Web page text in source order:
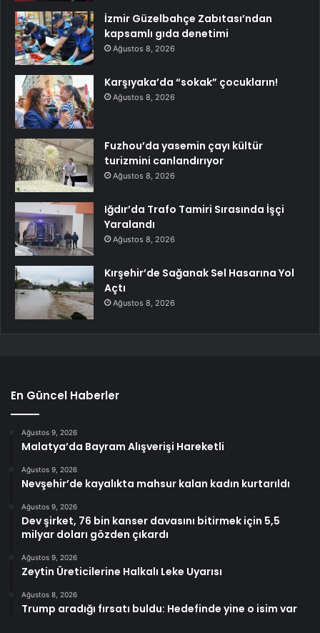
İzmir Güzelbahçe Zabıtası’ndan
kapsamlı gıda denetimi
Ağustos 8, 2026
Karşıyaka’da “sokak” çocukların!
Ağustos 8, 2026
Fuzhou’da yasemin çayı kültür
turizmini canlandırıyor
Ağustos 8, 2026
Iğdır’da Trafo Tamiri Sırasında İşçi
Yaralandı
Ağustos 8, 2026
Kırşehir’de Sağanak Sel Hasarına Yol
Açtı
Ağustos 8, 2026
En Güncel Haberler
Ağustos 9, 2026
Malatya’da Bayram Alışverişi Hareketli
Ağustos 9, 2026
Nevşehir’de kayalıkta mahsur kalan kadın kurtarıldı
Ağustos 9, 2026
Dev şirket, 76 bin kanser davasını bitirmek için 5,5
milyar doları gözden çıkardı
Ağustos 9, 2026
Zeytin Üreticilerine Halkalı Leke Uyarısı
Ağustos 8, 2026
Trump aradığı fırsatı buldu: Hedefinde yine o isim var